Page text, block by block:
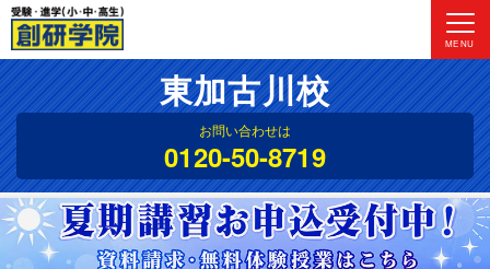
MENU
東加古川校
お問い合わせは
0120-50-8719